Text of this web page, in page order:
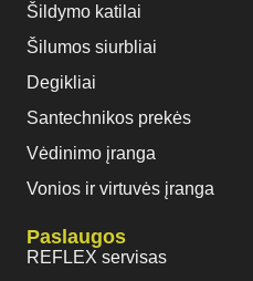
Šildymo katilai
Šilumos siurbliai
Degikliai
Santechnikos prekės
Vėdinimo įranga
Vonios ir virtuvės įranga
Paslaugos
REFLEX servisas